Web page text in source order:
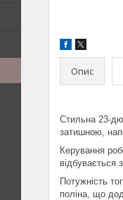
Опис
Стильна 23-
затишною,
Керування
відбувається
Потужність
поліна, що